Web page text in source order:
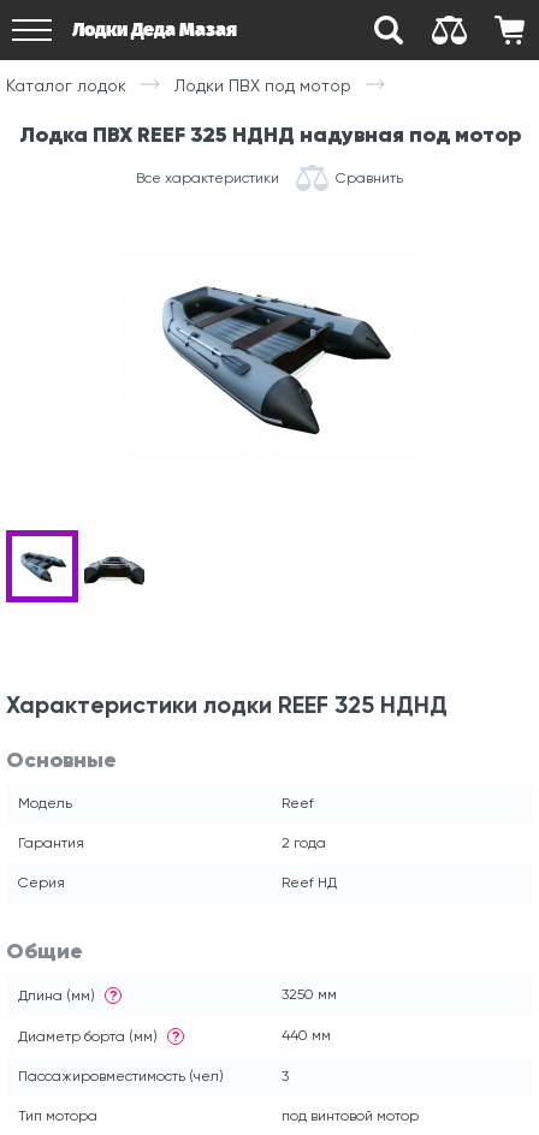
Лодки Деда Мазая
Каталог лодок Лодки ПВХ под мотор
Лодка ПВХ REEF 325 НДНД надувная под мотор
Все характеристики Сравнить
Характеристики лодки REEF 325 НДНД
Основные
Модель Reef
Гарантия 2 года
Серия Reef НД
Общие
Длина (мм) ? 3250 мм
Диаметр борта (мм) ? 440 мм
Пассажировместимость (чел) 3
Тип мотора под винтовой мотор